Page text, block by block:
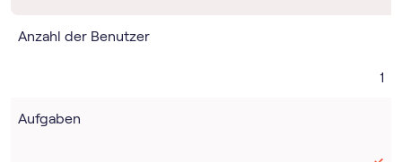
Anzahl der Benutzer
1
Aufgaben